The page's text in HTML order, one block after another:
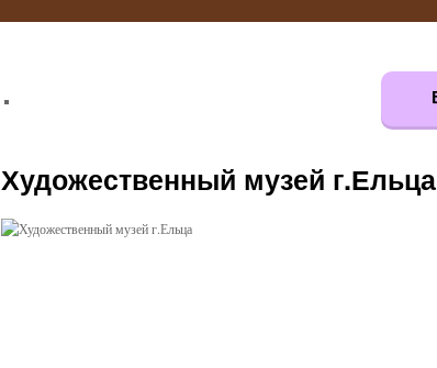
Художественный музей г.Ельца